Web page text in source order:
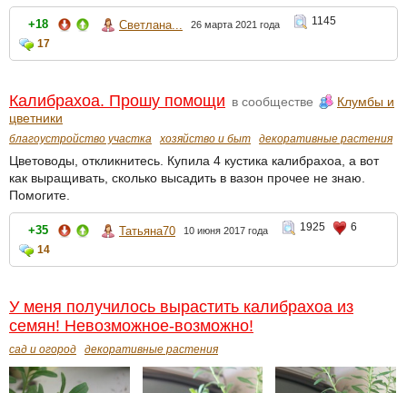
+18 Светлана... 26 марта 2021 года
1145
17
Калибрахоа. Прошу помощи в сообществе
Клумбы и
цветники
благоустройство участка хозяйство и быт декоративные растения
Цветоводы, откликнитесь. Купила 4 кустика калибрахоа, а вот
как выращивать, сколько высадить в вазон прочее не знаю.
Помогите.
+35 Татьяна70 10 июня 2017 года 1925
6
14
У меня получилось вырастить калибрахоа из
семян! Невозможное-возможно!
сад и огород декоративные растения